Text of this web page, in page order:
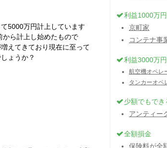
5000万円計上しています
ら計上し始めたもので
えてきており現在に至って
ょうか？
利益1000万
京町家
コンテナ事
利益3000万
航空機オペレ
タンカーオペ
少額でもでき
アンティー
全額損金
保険料が全